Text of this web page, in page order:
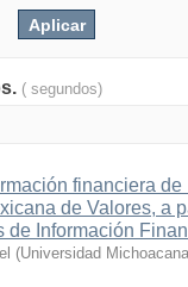
( segundos)
financiera
de Valores, a
de Información
(Universidad